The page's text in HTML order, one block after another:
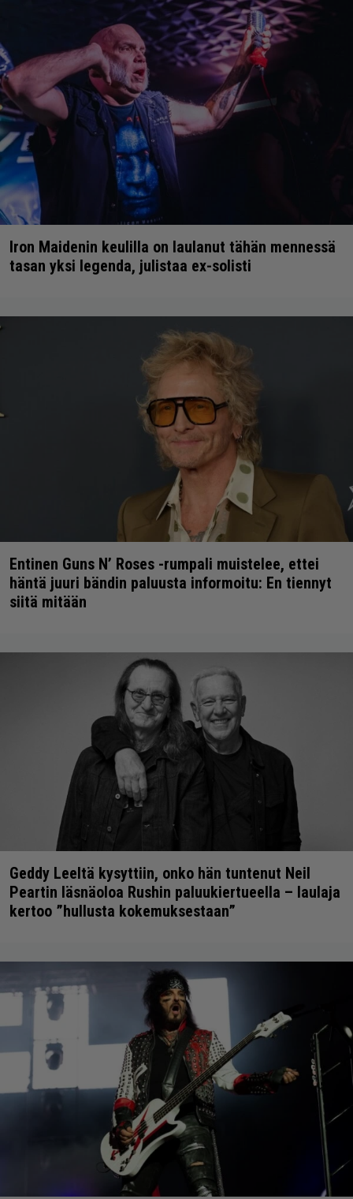
Iron Maidenin keulilla on laulanut tähän mennessä
tasan yksi legenda, julistaa ex-solisti
Entinen Guns N’ Roses -rumpali muistelee, ettei
häntä juuri bändin paluusta informoitu: En tiennyt
siitä mitään
Geddy Leeltä kysyttiin, onko hän tuntenut Neil
Peartin läsnäoloa Rushin paluukiertueella – laulaja
kertoo ”hullusta kokemuksestaan”